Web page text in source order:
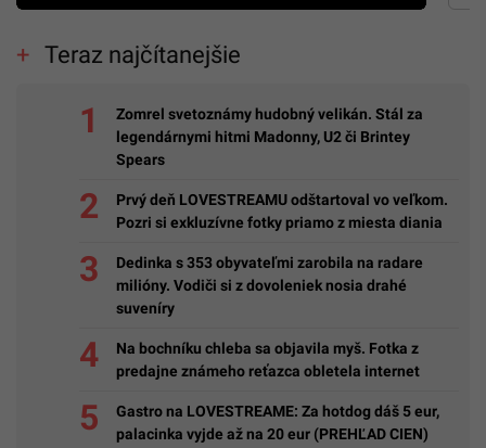
Teraz najčítanejšie
Zomrel svetoznámy hudobný velikán. Stál za
legendárnymi hitmi Madonny, U2 či Brintey
Spears
Prvý deň LOVESTREAMU odštartoval vo veľkom.
Pozri si exkluzívne fotky priamo z miesta diania
Dedinka s 353 obyvateľmi zarobila na radare
milióny. Vodiči si z dovoleniek nosia drahé
suveníry
Na bochníku chleba sa objavila myš. Fotka z
predajne známeho reťazca obletela internet
Gastro na LOVESTREAME: Za hotdog dáš 5 eur,
palacinka vyjde až na 20 eur (PREHĽAD CIEN)